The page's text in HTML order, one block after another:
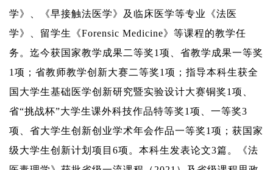
学》
、《早接触法医学》
及临床医学等专业《法医
学》、留学生《Forensic Medicine》等课程的教学任
务。迄今获国家教学成果二等奖1 项、省教学成果一等奖
1 项；省教师教学创新大赛二等奖1 项；指导本科生获全
国大学生基础医学创新研究暨实验设计大赛铜奖1 项、
省“挑战杯”大学生课外科技作品特等奖1 项、一等奖3
项、省大学生创新创业学术年会作品一等奖1 项；获国家
级大学生创新计划项目 6项。本科生发表论文3篇。《法